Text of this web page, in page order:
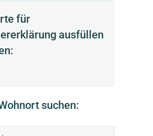
für
ausfüllen
suchen: